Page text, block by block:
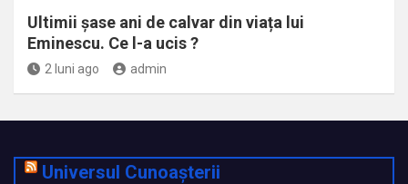
Ultimii șase ani de calvar din viața lui
Eminescu. Ce l-a ucis ?
2 luni ago admin
Universul Cunoașterii